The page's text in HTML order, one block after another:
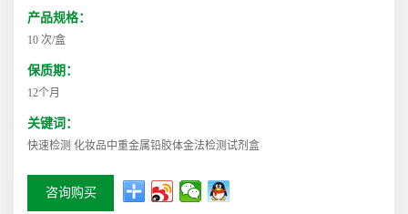
产品规格：
10 次/盒
保质期：
12个月
关键词：
快速检测 化妆品中重金属铅胶体金法检测试剂盒
咨询购买